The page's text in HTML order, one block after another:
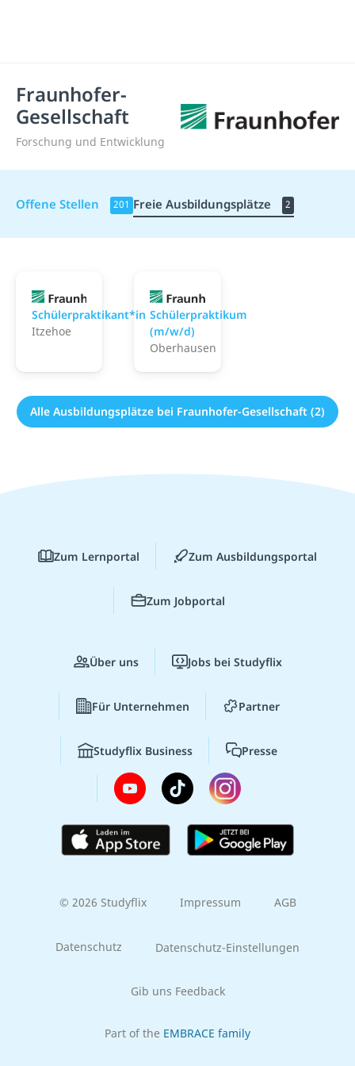
Fraunhofer-
Gesellschaft
Forschung und Entwicklung
Offene Stellen 201 Freie Ausbildungsplätze 2
Fraunhofer-Gesellschaft
Schülerpraktikant*in
Itzehoe
Schülerpraktikum
(m/w/d)
Oberhausen
Alle Ausbildungsplätze bei Fraunhofer-Gesellschaft (2)
Zum Lernportal Zum Ausbildungsportal
Zum Jobportal
Über uns Jobs bei Studyflix
Für Unternehmen Partner
Studyflix Business Presse
© 2026 Studyflix Impressum AGB
Datenschutz Datenschutz-Einstellungen
Gib uns Feedback
Part of the EMBRACE family